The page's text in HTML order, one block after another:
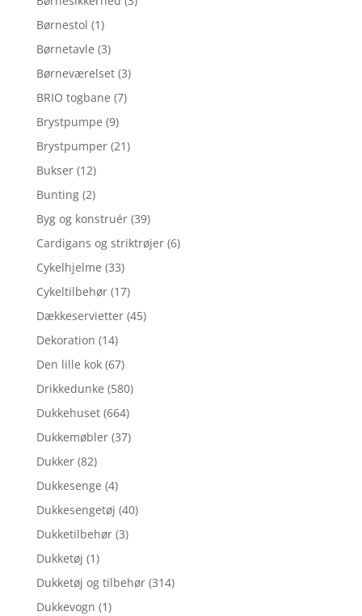
Børnestol (1)
Børnetavle (3)
Børneværelset (3)
BRIO togbane (7)
Brystpumpe (9)
Brystpumper (21)
Bukser (12)
Bunting (2)
Byg og konstruér (39)
Cardigans og striktrøjer (6)
Cykelhjelme (33)
Cykeltilbehør (17)
Dækkeservietter (45)
Dekoration (14)
Den lille kok (67)
Drikkedunke (580)
Dukkehuset (664)
Dukkemøbler (37)
Dukker (82)
Dukkesenge (4)
Dukkesengetøj (40)
Dukketilbehør (3)
Dukketøj (1)
Dukketøj og tilbehør (314)
Dukkevogn (1)